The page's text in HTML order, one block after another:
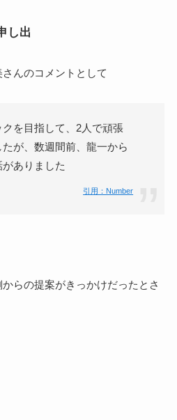
し出
んのコメントとして
を目指して、2人で頑張
が、数週間前、龍一から
がありました
引用：Number
らの提案がきっかけだったとさ